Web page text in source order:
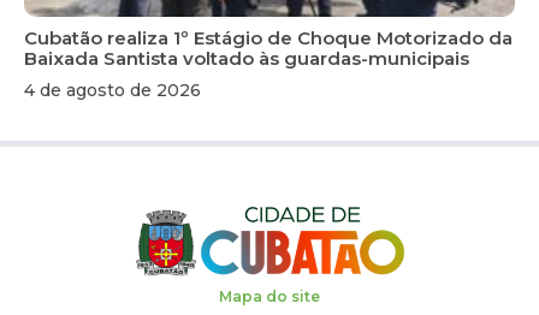
Cubatão realiza 1º Estágio de Choque Motorizado da
Baixada Santista voltado às guardas-municipais
4 de agosto de 2026
Mapa do site